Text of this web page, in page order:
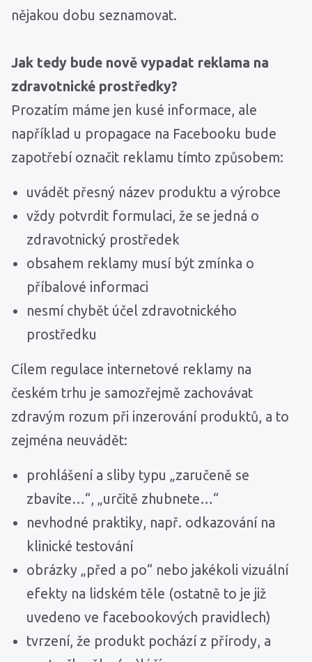
nějakou dobu seznamovat.
Jak tedy bude nově vypadat reklama na
zdravotnické prostředky?
Prozatím máme jen kusé informace, ale
například u propagace na Facebooku bude
zapotřebí označit reklamu tímto způsobem:
uvádět přesný název produktu a výrobce
vždy potvrdit formulaci, že se jedná o
zdravotnický prostředek
obsahem reklamy musí být zmínka o
příbalové informaci
nesmí chybět účel zdravotnického
prostředku
Cílem regulace internetové reklamy na
českém trhu je samozřejmě zachovávat
zdravým rozum při inzerování produktů, a to
zejména neuvádět:
prohlášení a sliby typu „zaručeně se
zbavíte…“, „určitě zhubnete…“
nevhodné praktiky, např. odkazování na
klinické testování
obrázky „před a po“ nebo jakékoli vizuální
efekty na lidském těle (ostatně to je již
uvedeno ve facebookových pravidlech)
tvrzení, že produkt pochází z přírody, a